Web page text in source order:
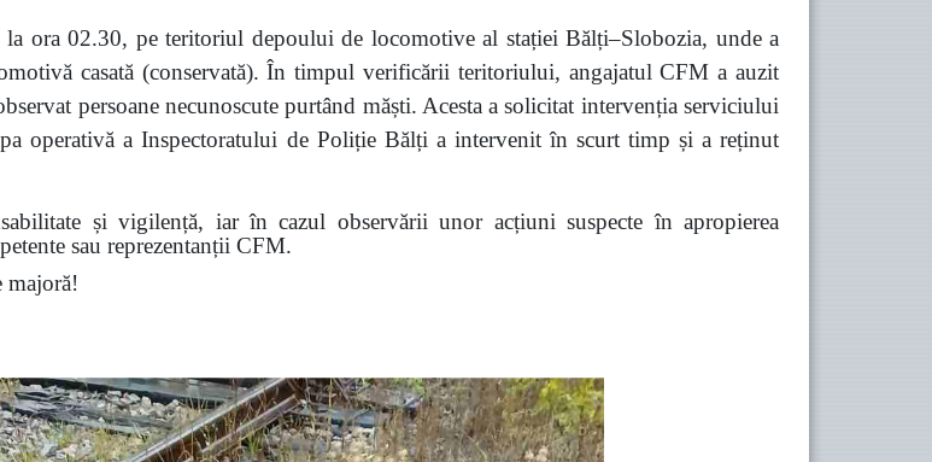
ora 02.30, pe teritoriul depoului de locomotive al stației Bălți–Slobozia, unde a
casată (conservată). În timpul verificării teritoriului, angajatul CFM a auzit
persoane necunoscute purtând măști. Acesta a solicitat intervenția serviciului
operativă a Inspectoratului de Poliție Bălți a intervenit în scurt timp și a reținut
și vigilență, iar în cazul observării unor acțiuni suspecte în apropierea
sau reprezentanții CFM.
majoră!